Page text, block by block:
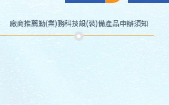
廠商推薦勤(業)務科技設(裝)備產品申辦須知